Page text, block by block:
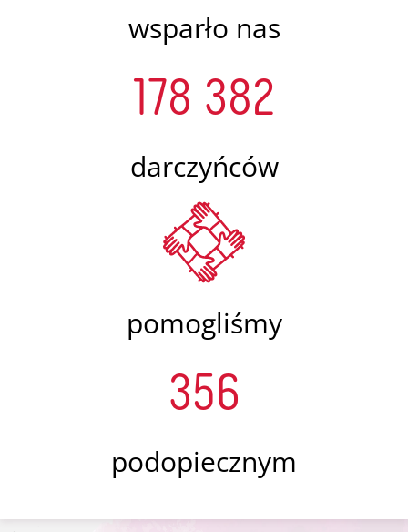
wsparło nas
178 382
darczyńców
pomogliśmy
356
podopiecznym